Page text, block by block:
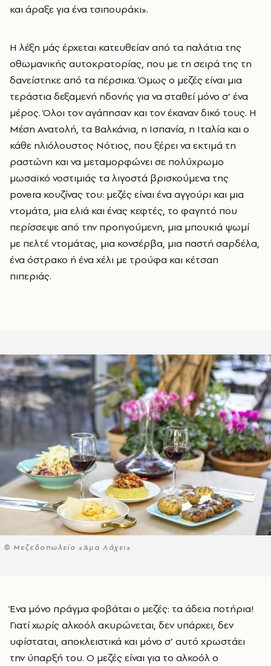
και άραξε για ένα τσιπουράκι».
H λέξη μάς έρχεται κατευθείαν από τα παλάτια της
οθωμανικής αυτοκρατορίας, που με τη σειρά της τη
δανείστηκε από τα πέρσικα. Όμως ο μεζές είναι μια
τεράστια δεξαμενή ηδονής για να σταθεί μόνο σ’ ένα
μέρος. Όλοι τον αγάπησαν και τον έκαναν δικό τους. Η
Μέση Ανατολή, τα Βαλκάνια, η Ισπανία, η Ιταλία και ο
κάθε ηλιόλουστος Νότιος, που ξέρει να εκτιμά τη
ραστώνη και να μεταμορφώνει σε πολύχρωμο
μωσαϊκό νοστιμιάς τα λιγοστά βρισκούμενα της
povera κουζίνας του: μεζές είναι ένα αγγούρι και μια
ντομάτα, μια ελιά και ένας κεφτές, το φαγητό που
περίσσεψε από την προηγούμενη, μια μπουκιά ψωμί
με πελτέ ντομάτας, μια κονσέρβα, μια παστή σαρδέλα,
ένα όστρακο ή ένα χέλι με τρούφα και κέτσαπ
πιπεριάς.
© Μεζεδοπωλείο «Άμα Λάχει»
Ένα μόνο πράγμα φοβάται ο μεζές: τα άδεια ποτήρια!
Γιατί χωρίς αλκοόλ ακυρώνεται, δεν υπάρχει, δεν
υφίσταται, αποκλειστικά και μόνο σ’ αυτό χρωστάει
την ύπαρξή του. Ο μεζές είναι για το αλκοόλ ο